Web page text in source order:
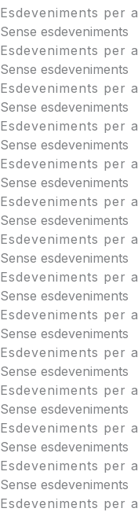
Esdeveniments per a
Sense esdeveniments
Esdeveniments per a
Sense esdeveniments
Esdeveniments per a
Sense esdeveniments
Esdeveniments per a
Sense esdeveniments
Esdeveniments per a
Sense esdeveniments
Esdeveniments per a
Sense esdeveniments
Esdeveniments per a
Sense esdeveniments
Esdeveniments per a
Sense esdeveniments
Esdeveniments per a
Sense esdeveniments
Esdeveniments per a
Sense esdeveniments
Esdeveniments per a
Sense esdeveniments
Esdeveniments per a
Sense esdeveniments
Esdeveniments per a
Sense esdeveniments
Esdeveniments per a